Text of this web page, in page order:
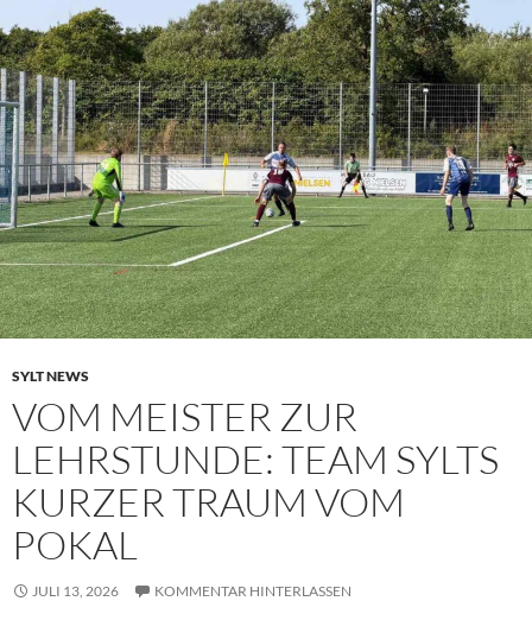
SYLT NEWS
VOM MEISTER ZUR
LEHRSTUNDE: TEAM SYLTS
KURZER TRAUM VOM
POKAL
JULI 13, 2026 KOMMENTAR HINTERLASSEN